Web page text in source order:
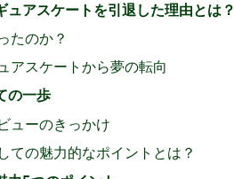
ュアスケートを引退した理由とは？
たのか？
アスケートから夢の転向
の一歩
ューのきっかけ
ての魅力的なポイントとは？